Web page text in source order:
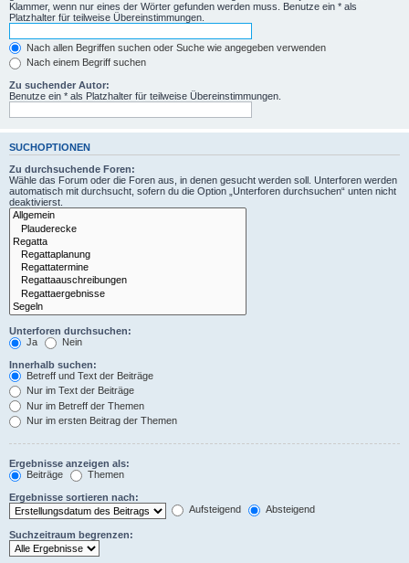
Klammer, wenn nur eines der Wörter gefunden werden muss. Benutze ein * als
Platzhalter für teilweise Übereinstimmungen.
Nach allen Begriffen suchen oder Suche wie angegeben verwenden
Nach einem Begriff suchen
Zu suchender Autor:
Benutze ein * als Platzhalter für teilweise Übereinstimmungen.
SUCHOPTIONEN
Zu durchsuchende Foren:
Wähle das Forum oder die Foren aus, in denen gesucht werden soll. Unterforen werden
automatisch mit durchsucht, sofern du die Option „Unterforen durchsuchen“ unten nicht
deaktivierst.
Unterforen durchsuchen:
Ja
Nein
Innerhalb suchen:
Betreff und Text der Beiträge
Nur im Text der Beiträge
Nur im Betreff der Themen
Nur im ersten Beitrag der Themen
Ergebnisse anzeigen als:
Beiträge
Themen
Ergebnisse sortieren nach:
Aufsteigend
Absteigend
Suchzeitraum begrenzen: